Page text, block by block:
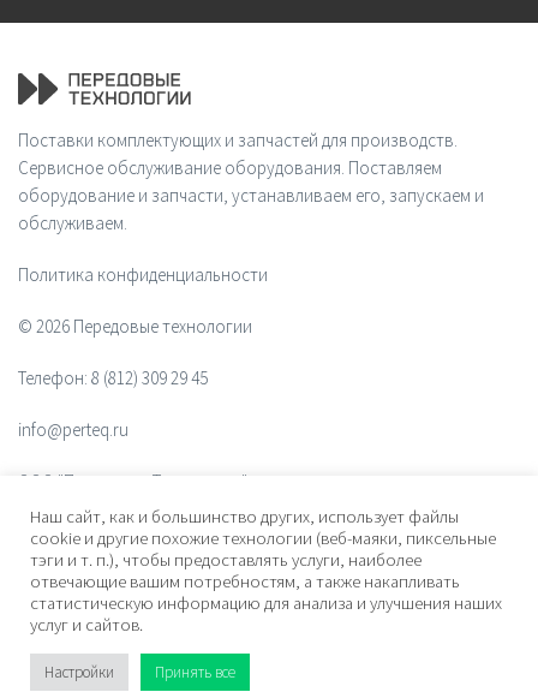
Поставки комплектующих и запчастей для производств.
Сервисное обслуживание оборудования. Поставляем
оборудование и запчасти, устанавливаем его, запускаем и
обслуживаем.
Политика конфиденциальности
© 2026 Передовые технологии
Телефон: 8 (812) 309 29 45
info@perteq.ru
ООО "Передовые Технологии"
ОГРН 1117847072628
Почтовый индекс 196006
Адрес: ул. Рощинская, дом 32, офис 201, лит. А. Санкт-Петербург,
Россия
Наш сайт, как и большинство других, использует файлы
cookie и другие похожие технологии (веб-маяки, пиксельные
тэги и т. п.), чтобы предоставлять услуги, наиболее
отвечающие вашим потребностям, а также накапливать
статистическую информацию для анализа и улучшения наших
услуг и сайтов.
Настройки Принять все